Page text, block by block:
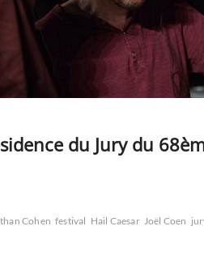
du Jury du
Cohen festival Hail Caesar Joël Coen